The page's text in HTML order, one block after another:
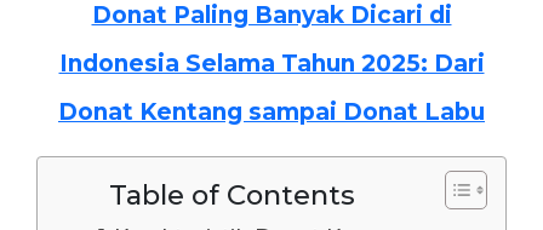
Donat Paling Banyak Dicari di
Indonesia Selama Tahun 2025: Dari
Donat Kentang sampai Donat Labu
Table of Contents